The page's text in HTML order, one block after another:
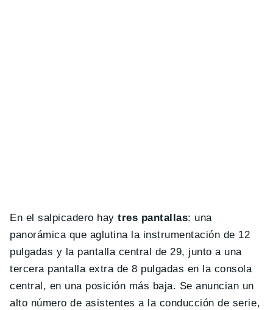
En el salpicadero haytres pantallas: una
panorámica que aglutina la instrumentación de 12
pulgadas y la pantalla central de 29, junto a una
tercera pantalla extra de 8 pulgadas en la consola
central, en una posición más baja. Se anuncian un
alto número de asistentes a la conducción de serie,